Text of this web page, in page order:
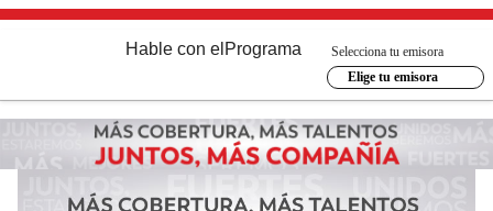
Hable con el Programa
Selecciona tu emisora
Elige tu emisora